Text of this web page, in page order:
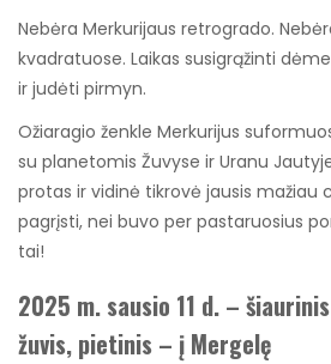
Nebėra Merkurijaus retrogrado.
kvadratuose. Laikas susigrąžinti
ir judėti pirmyn.
Ožiaragio ženkle Merkurijus
su planetomis Žuvyse ir Uranu
protas ir vidinė tikrovė jausis mažiau
pagrįsti, nei buvo per pastaruosius
tai!
2025 m. sausio 11 d. –
žuvis, pietinis – į Mergelę